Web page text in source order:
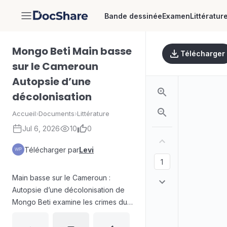
DocShare Bande dessinéeExamenLittérature
Mongo Beti Main basse
sur le Cameroun
Autopsie d’une
décolonisation
Accueil›Documents›Littérature
Jul 6, 2026 10 0
Télécharger parLevi
Main basse sur le Cameroun :
Autopsie d’une décolonisation de
Mongo Beti examine les crimes du
Télécharger